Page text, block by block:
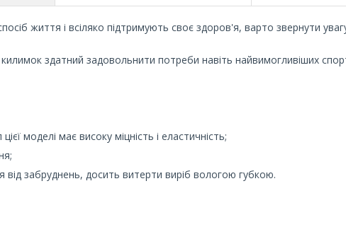
життя і всіляко підтримують своє здоров'я, варто звернути
здатний задовольнити потреби навіть найвимогливіших
моделі має високу міцність і еластичність;
забруднень, досить витерти виріб вологою губкою.